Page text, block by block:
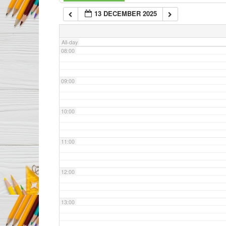
13 DECEMBER 2025
All-day
07:00
08:00
09:00
10:00
11:00
12:00
13:00